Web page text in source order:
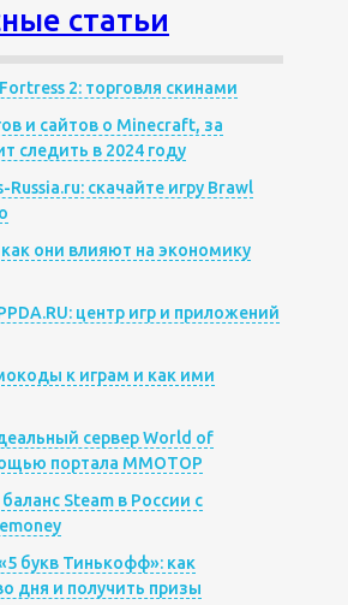
статьи
2: торговля скинами
и сайтов о Minecraft, за
следить в 2024 году
скачайте игру Brawl
как они влияют на экономику
центр игр и приложений
к играм и как ими
сервер World of
портала MMOTOP
Steam в России с
букв Тинькофф»: как
дня и получить призы